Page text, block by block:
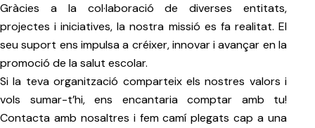
Gràcies a la col·laboració de diverses entitats,
projectes i iniciatives, la nostra missió es fa realitat. El
seu suport ens impulsa a créixer, innovar i avançar en la
promoció de la salut escolar.
Si la teva organització comparteix els nostres valors i
vols sumar-t’hi, ens encantaria comptar amb tu!
Contacta amb nosaltres i fem camí plegats cap a una